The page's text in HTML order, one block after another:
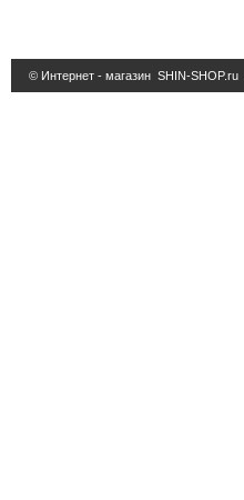
© Интернет - магазин SHIN-SHOP.ru